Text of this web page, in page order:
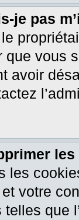
je pas
que vous
avoir
les
votre
que